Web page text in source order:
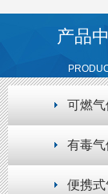
产品
可燃
有毒
便携